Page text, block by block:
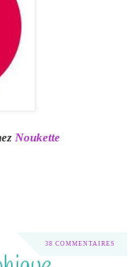
Noukette
38 COMMENTAIRES